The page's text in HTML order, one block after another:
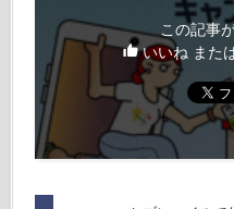
この記事
いいね また